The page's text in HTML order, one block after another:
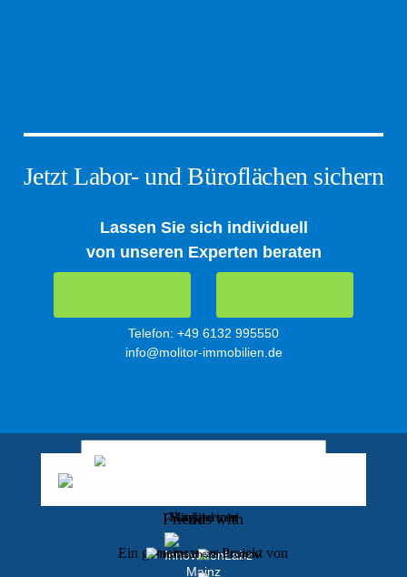
Jetzt Labor- und Büroflächen sichern
Lassen Sie sich individuell
von unseren Experten beraten
Telefon: +49 6132 995550
info@molitor-immobilien.de
Ein gemeinsames Projekt von
Friends with
Bankpartner
Mitglied von